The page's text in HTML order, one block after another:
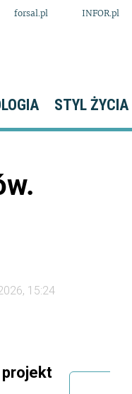
forsal.pl INFOR.pl
STYL ŻYCIA
15:24
projekt